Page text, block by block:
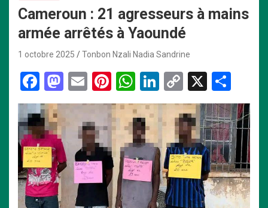
Cameroun : 21 agresseurs à mains
armée arrêtés à Yaoundé
1 octobre 2025 Tonbon Nzali Nadia Sandrine
F
a
ce
b
o
o
k
M
a
st
o
d
o
E
m
ail
Pi
nt
er
es
t
W
h
at
s
A
p
Li
n
ke
dI
n
C
o
py
Li
n
k
X
ar
ta
g
er